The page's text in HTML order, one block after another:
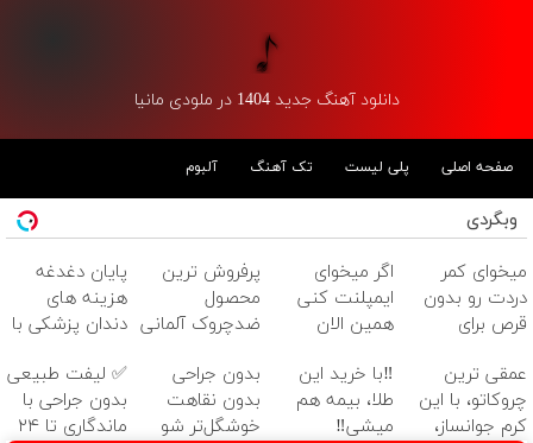
دانلود آهنگ جدید 1404 در ملودی مانیا
صفحه اصلی پلی لیست تک آهنگ آلبوم
وبگردی
میخوای کمر
دردت رو بدون
قرص برای
کنی؟
(◂پرسش‌نامه رو
پر کن)
اگر میخوای
ایمپلنت کنی
همین الان
۲۵ میلیون
تومان!!!
پرفروش ترین
محصول
ضدچروک آلمانی
پایان دغدغه
هزینه های
دندان پزشکی با
کننده خانگی
عمقی ترین
چروکاتو، با این
کرم جوانساز،
‼️با خرید این
طلا، بیمه هم
میشی‼️
بدون جراحی
بدون نقاهت
خوشگل‌تر شو
✅ لیفت طبیعی
بدون جراحی با
ماندگاری تا ۲۴